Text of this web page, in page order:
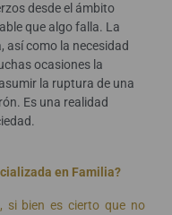
desde el ámbito
que algo falla. La
así como la necesidad
ocasiones la
la ruptura de una
Es una realidad
en Familia?
si bien es cierto que no